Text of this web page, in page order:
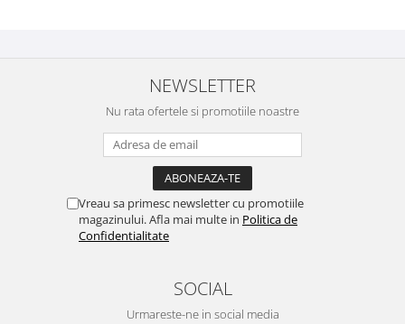
NEWSLETTER
Nu rata ofertele si promotiile noastre
Vreau sa primesc newsletter cu promotiile
magazinului. Afla mai multe in Politica de
Confidentialitate
SOCIAL
Urmareste-ne in social media